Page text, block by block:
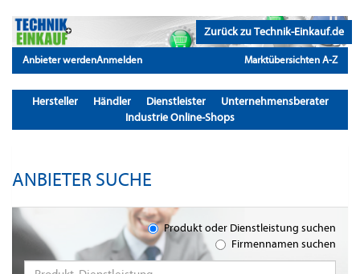
Zurück zu Technik-Einkauf.de
Anbieter werdenAnmelden Marktübersichten A-Z
Hersteller Händler Dienstleister
Unternehmensberater
Industrie Online-Shops
ANBIETER SUCHE
Produkt oder Dienstleistung suchen
Firmennamen suchen